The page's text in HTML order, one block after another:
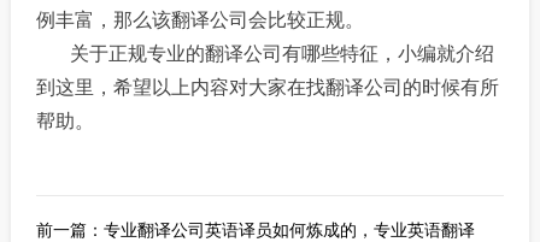
例丰富，那么该翻译公司会比较正规。
关于正规专业的翻译公司有哪些特征，小编就介绍
到这里，希望以上内容对大家在找翻译公司的时候有所
帮助。
前一篇：专业翻译公司英语译员如何炼成的，专业英语翻译